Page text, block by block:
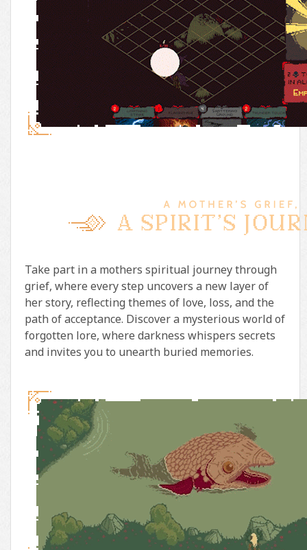
Take part in a mothers spiritual journey through
grief, where every step uncovers a new layer of
her story, reflecting themes of love, loss, and the
path of acceptance. Discover a mysterious world of
forgotten lore, where darkness whispers secrets
and invites you to unearth buried memories.